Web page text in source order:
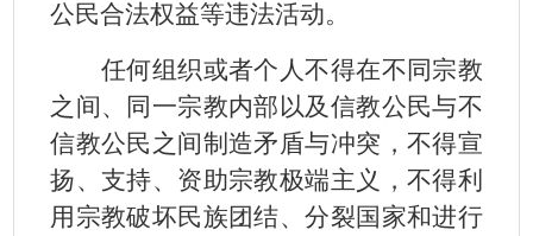
公民合法权益等违法活动。
任何组织或者个人不得在不同宗教
之间、同一宗教内部以及信教公民与不
信教公民之间制造矛盾与冲突，不得宣
扬、支持、资助宗教极端主义，不得利
用宗教破坏民族团结、分裂国家和进行